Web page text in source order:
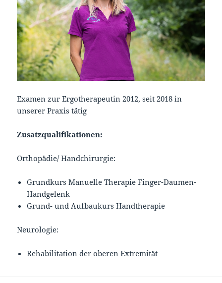
Examen zur Ergotherapeutin 2012, seit 2018 in
unserer Praxis tätig
Zusatzqualifikationen:
Orthopädie/ Handchirurgie:
Grundkurs Manuelle Therapie Finger-Daumen-
Handgelenk
Grund- und Aufbaukurs Handtherapie
Neurologie:
Rehabilitation der oberen Extremität